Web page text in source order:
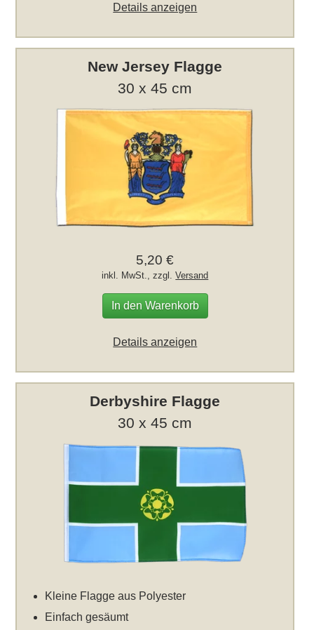
Details anzeigen
New Jersey Flagge
30 x 45 cm
5,20 €
inkl. MwSt., zzgl.Versand
In den Warenkorb
Details anzeigen
Derbyshire Flagge
30 x 45 cm
Kleine Flagge aus Polyester
Einfach gesäumt